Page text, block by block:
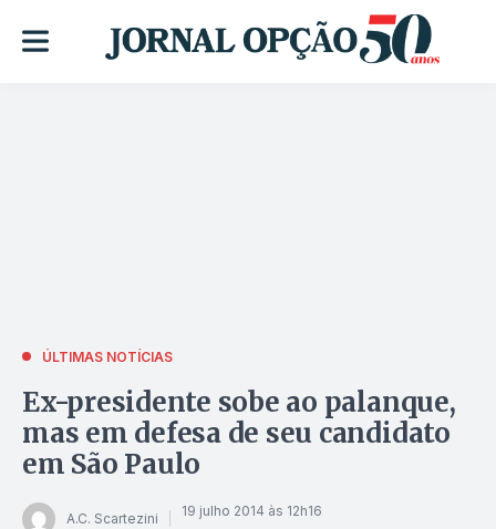
ÚLTIMAS NOTÍCIAS
Ex-presidente sobe ao palanque,
mas em defesa de seu candidato
em São Paulo
A.C. Scartezini 19 julho 2014 às 12h16